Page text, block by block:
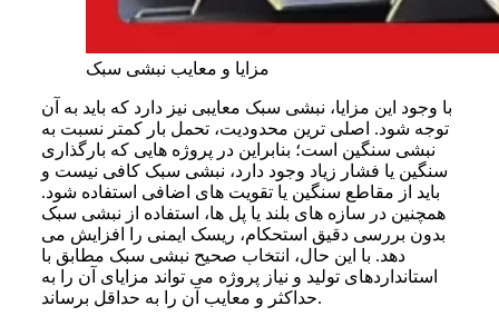
مزایا و معایب نبشی سبک
با وجود این مزایا، نبشی سبک معایبی نیز دارد که باید به آن
توجه شود. اصلی ترین محدودیت، تحمل بار کمتر نسبت به
نبشی سنگین است؛ بنابراین در پروژه هایی که بارگذاری
سنگین یا فشار زیاد وجود دارد، نبشی سبک کافی نیست و
باید از مقاطع سنگین یا تقویت های اضافی استفاده شود.
همچنین در سازه های بلند یا پل ها، استفاده از نبشی سبک
بدون بررسی دقیق استحکام، ریسک ایمنی را افزایش می
دهد. با این حال، انتخاب صحیح نبشی سبک مطابق با
استانداردهای تولید و نیاز پروژه می تواند مزایای آن را به
حداکثر و معایب آن را به حداقل برساند.